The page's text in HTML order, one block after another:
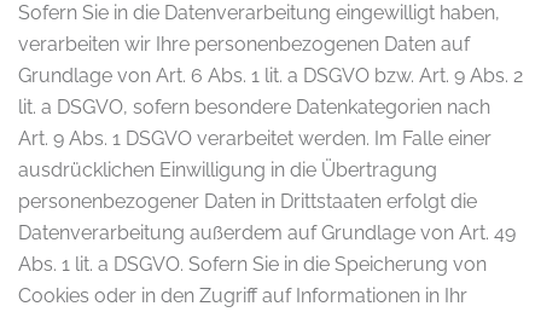
Sofern Sie in die Datenverarbeitung eingewilligt haben,
verarbeiten wir Ihre personenbezogenen Daten auf
Grundlage von Art. 6 Abs. 1 lit. a DSGVO bzw. Art. 9 Abs. 2
lit. a DSGVO, sofern besondere Datenkategorien nach
Art. 9 Abs. 1 DSGVO verarbeitet werden. Im Falle einer
ausdrücklichen Einwilligung in die Übertragung
personenbezogener Daten in Drittstaaten erfolgt die
Datenverarbeitung außerdem auf Grundlage von Art. 49
Abs. 1 lit. a DSGVO. Sofern Sie in die Speicherung von
Cookies oder in den Zugriff auf Informationen in Ihr